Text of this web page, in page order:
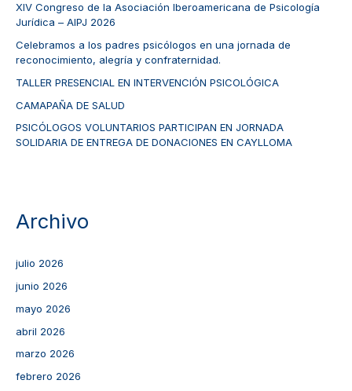
XIV Congreso de la Asociación Iberoamericana de Psicología
Jurídica – AIPJ 2026
Celebramos a los padres psicólogos en una jornada de
reconocimiento, alegría y confraternidad.
TALLER PRESENCIAL EN INTERVENCIÓN PSICOLÓGICA
CAMAPAÑA DE SALUD
PSICÓLOGOS VOLUNTARIOS PARTICIPAN EN JORNADA
SOLIDARIA DE ENTREGA DE DONACIONES EN CAYLLOMA
Archivo
julio 2026
junio 2026
mayo 2026
abril 2026
marzo 2026
febrero 2026